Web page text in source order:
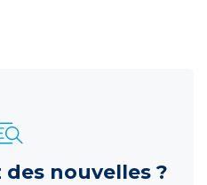
nouvelles ?